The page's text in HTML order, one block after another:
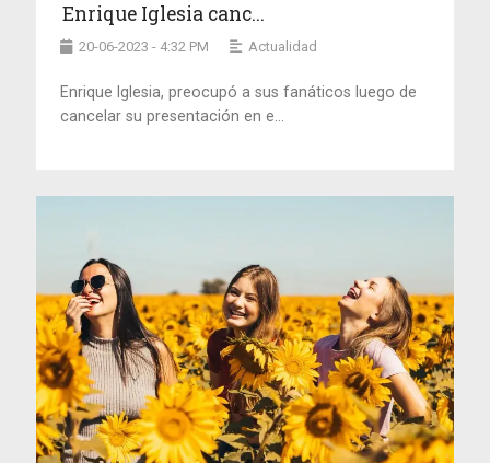
Enrique Iglesia canc...
20-06-2023 - 4:32 PM Actualidad
Enrique Iglesia, preocupó a sus fanáticos luego de
cancelar su presentación en e...